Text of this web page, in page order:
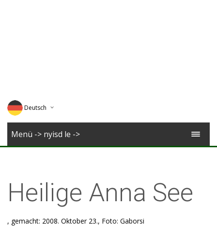
Deutsch
English
Menü -> nyisd le ->
Heilige Anna See
, gemacht: 2008. Oktober 23., Foto: Gaborsi